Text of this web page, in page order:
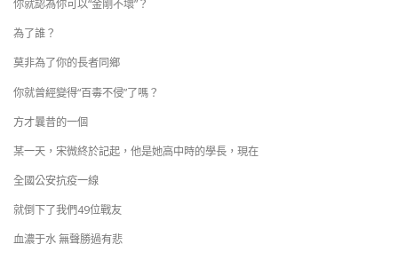
你就認為你可以“金剛不壞”？
為了誰？
莫非為了你的長者同鄉
你就曾經變得“百毒不侵”了嗎？
方才曩昔的一個
某一天，宋微終於記起，他是她高中時的學長，現在
全國公安抗疫一線
就倒下了我們49位戰友
血濃于水 無聲勝過有悲